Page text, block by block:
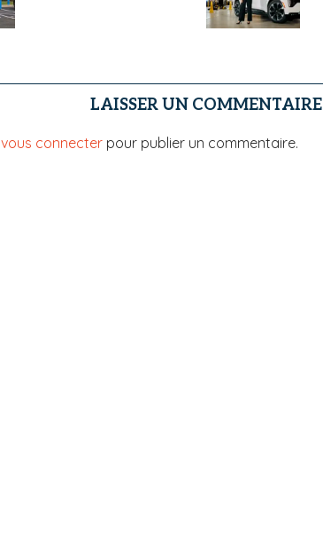
LAISSER UN COMMENTAIRE
vous connecter pour publier un commentaire.